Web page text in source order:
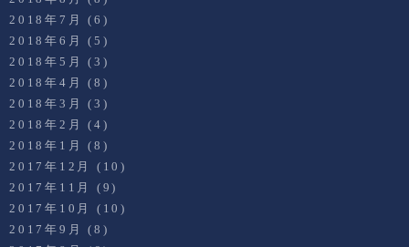
2018年7月
(6)
2018年6月
(5)
2018年5月
(3)
2018年4月
(8)
2018年3月
(3)
2018年2月
(4)
2018年1月
(8)
2017年12月
(10)
2017年11月
(9)
2017年10月
(10)
2017年9月
(8)